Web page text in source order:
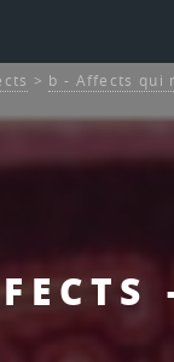
> b - Affects qui